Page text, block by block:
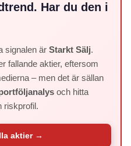
Har du den i
signalen är Starkt Sälj.
fallande aktier, eftersom
– men det är sällan
och hitta
riskprofil.
aktier →